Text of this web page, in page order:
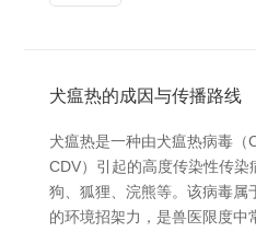
犬瘟热的成因与传播路线
犬瘟热是一种由犬瘟热病毒（
CDV）引起的高度传染性传
狗、狐狸、浣熊等。该病毒属
的环境招架力，是兽医限度中